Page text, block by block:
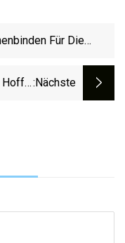
Für Die
Zukunftsspielraum
Hoffe,:nächste